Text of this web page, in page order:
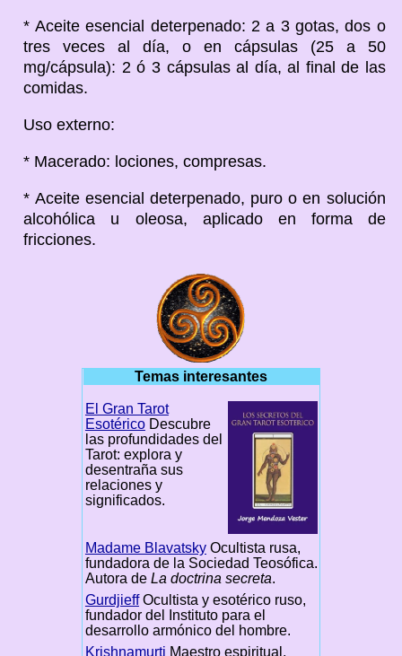
* Aceite esencial deterpenado: 2 a 3 gotas, dos o
tres veces al día, o en cápsulas (25 a 50
mg/cápsula): 2 ó 3 cápsulas al día, al final de las
comidas.
Uso externo:
* Macerado: lociones, compresas.
* Aceite esencial deterpenado, puro o en solución
alcohólica u oleosa, aplicado en forma de
fricciones.
Temas interesantes
El Gran Tarot
EsotéricoDescubre
las profundidades del
Tarot: explora y
desentraña sus
relaciones y
significados.
Madame BlavatskyOcultista rusa,
fundadora de la Sociedad Teosófica.
Autora de La doctrina secreta.
GurdjieffOcultista y esotérico ruso,
fundador del Instituto para el
desarrollo armónico del hombre.
Krishnamurti Maestro espiritual,